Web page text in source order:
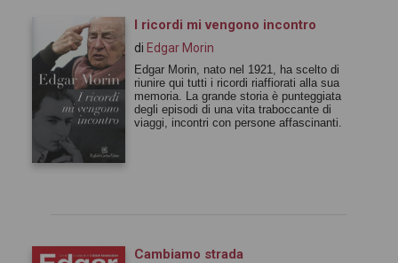
I ricordi mi vengono incontro
di Edgar Morin
Edgar Morin, nato nel 1921, ha scelto di
riunire qui tutti i ricordi riaffiorati alla sua
memoria. La grande storia è punteggiata
degli episodi di una vita traboccante di
viaggi, incontri con persone affascinanti.
Cambiamo strada